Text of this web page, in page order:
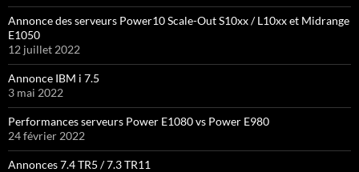
Annonce des serveurs Power10 Scale-Out S10xx / L10xx et Midrange
E1050
12 juillet 2022
Annonce IBM i 7.5
3 mai 2022
Performances serveurs Power E1080 vs Power E980
24 février 2022
Annonces 7.4 TR5 / 7.3 TR11